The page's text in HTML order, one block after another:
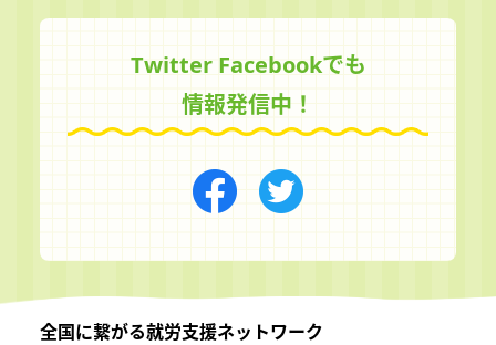
Twitter Facebookでも
情報発信中！
全国に繋がる就労支援ネットワーク